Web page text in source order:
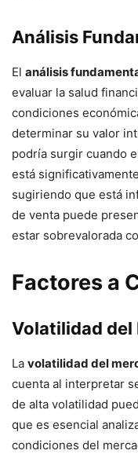
Análisis
El análisis
evaluar la salud
condiciones
determinar su valor
podría surgir cuando
está
sugiriendo que está
de venta puede
estar sobrevalorada
Factores a
Volatilidad del
La volatilidad del
cuenta al interpretar
de alta volatilidad
que es esencial
condiciones del